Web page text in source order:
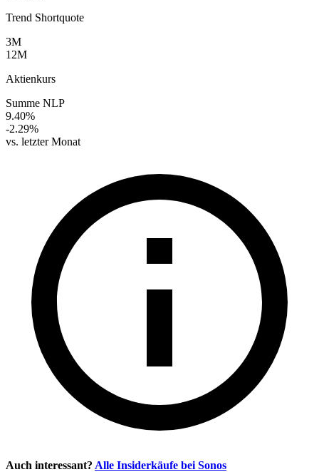
Trend Shortquote
3M
12M
Aktienkurs
Summe NLP
9.40%
-2.29%
vs. letzter Monat
Auch interessant? Alle Insiderkäufe bei Sonos